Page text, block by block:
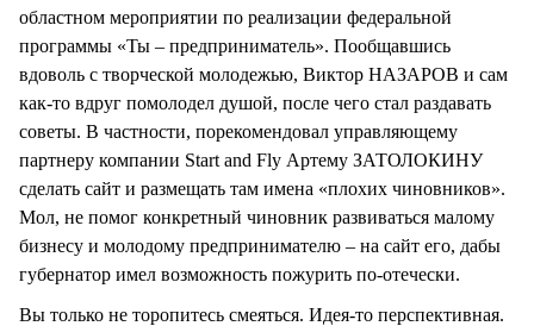
областном мероприятии по реализации федеральной
программы «Ты – предприниматель». Пообщавшись
вдоволь с творческой молодежью, Виктор НАЗАРОВ и сам
как-то вдруг помолодел душой, после чего стал раздавать
советы. В частности, порекомендовал управляющему
партнеру компании Start and Fly Артему ЗАТОЛОКИНУ
сделать сайт и размещать там имена «плохих чиновников».
Мол, не помог конкретный чиновник развиваться малому
бизнесу и молодому предпринимателю – на сайт его, дабы
губернатор имел возможность пожурить по-отечески.
Вы только не торопитесь смеяться. Идея-то перспективная.